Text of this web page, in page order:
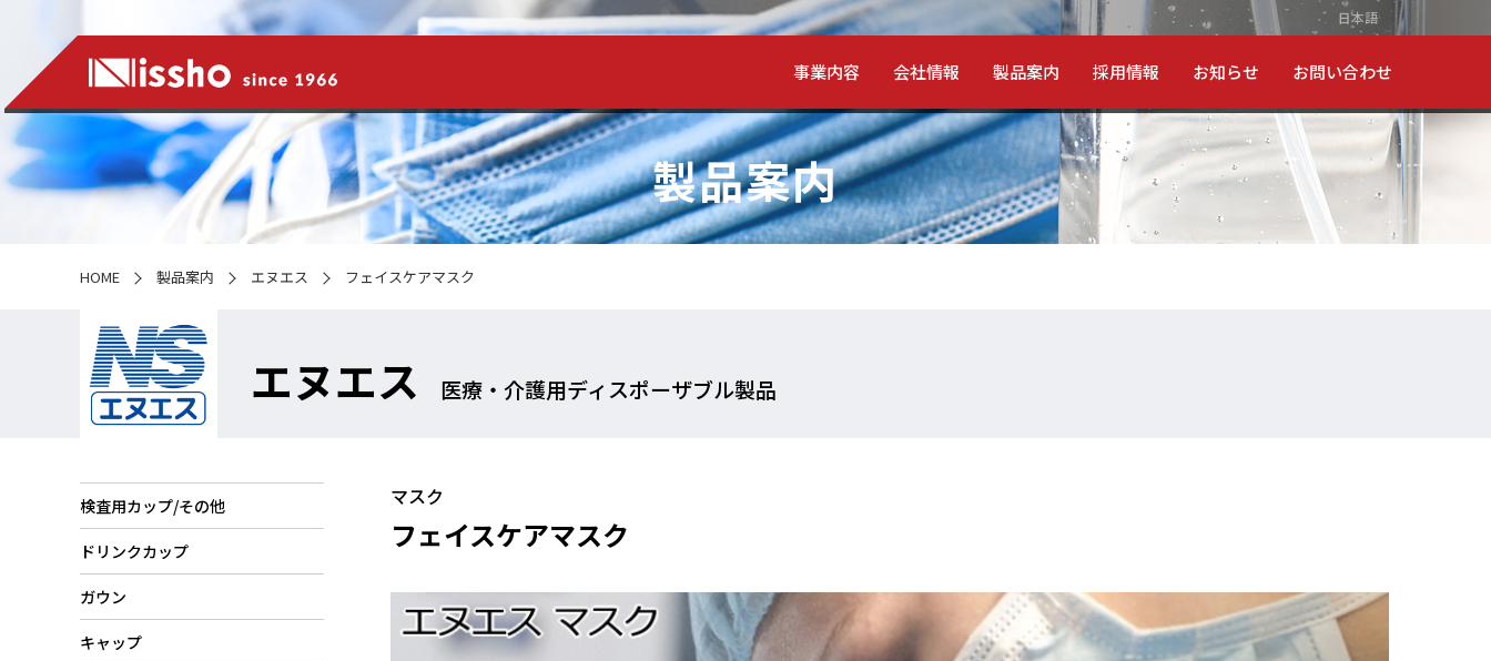
日本語
事業内容 会社情報 製品案内 採用情報 お知らせ お問い合わせ
製品案内
HOME 製品案内 エヌエス フェイスケアマスク
エヌエス 医療・介護用ディスポーザブル製品
検査用カップ/その他
ドリンクカップ
ガウン
キャップ
マスク
フェイスケアマスク